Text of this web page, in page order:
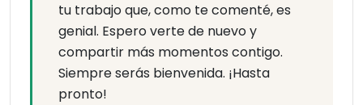
tu trabajo que, como te comenté, es
genial. Espero verte de nuevo y
compartir más momentos contigo.
Siempre serás bienvenida. ¡Hasta
pronto!